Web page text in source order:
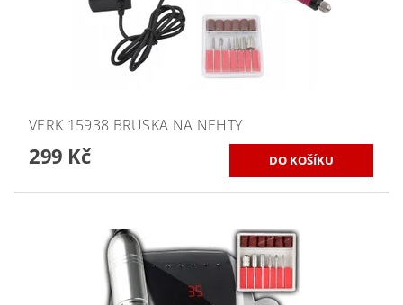
VERK 15938 BRUSKA NA NEHTY
299 Kč